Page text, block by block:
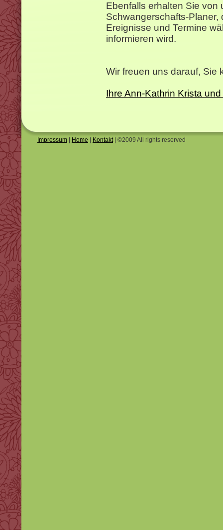
Ebenfalls erhalten Sie von
Schwangerschafts-Planer,
Ereignisse und Termine
informieren wird.
Wir freuen uns darauf, Sie
Ihre Ann-Kathrin Krista
Impressum Home Kontakt| ©2009 All rights reserved